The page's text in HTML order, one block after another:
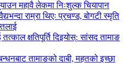
महावै लेकमा निःशुल्क चियापान
राम्रा थिएः प्रचण्ड, बोगटी स्मृति
क्षतिपूर्ति दिइयोस्: सांसद तामाङ
तामाङको दाबी, महतको इच्छा